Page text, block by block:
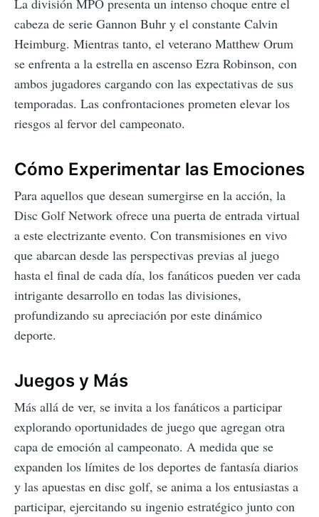
cabeza de serie Gannon Buhr y el constante Calvin
Heimburg. Mientras tanto, el veterano Matthew Orum
se enfrenta a la estrella en ascenso Ezra Robinson, con
ambos jugadores cargando con las expectativas de sus
temporadas. Las confrontaciones prometen elevar los
riesgos al fervor del campeonato.
Cómo Experimentar las Emociones
Para aquellos que desean sumergirse en la acción, la
Disc Golf Network ofrece una puerta de entrada virtual
a este electrizante evento. Con transmisiones en vivo
que abarcan desde las perspectivas previas al juego
hasta el final de cada día, los fanáticos pueden ver cada
intrigante desarrollo en todas las divisiones,
profundizando su apreciación por este dinámico
deporte.
Juegos y Más
Más allá de ver, se invita a los fanáticos a participar
explorando oportunidades de juego que agregan otra
capa de emoción al campeonato. A medida que se
expanden los límites de los deportes de fantasía diarios
y las apuestas en disc golf, se anima a los entusiastas a
participar, ejercitando su ingenio estratégico junto con